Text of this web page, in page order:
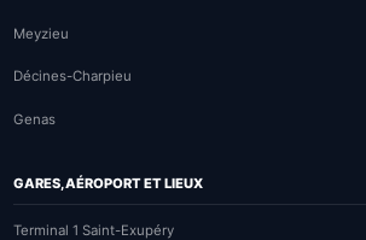
Meyzieu
Décines-Charpieu
Genas
GARES, AÉROPORT ET LIEUX
Terminal 1 Saint-Exupéry